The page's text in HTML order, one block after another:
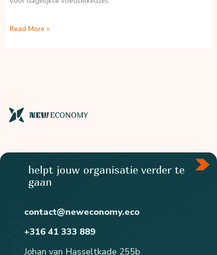
PlanEET:
Read More »
helpt jouw organisatie verder te
gaan
contact@neweconomy.eco
+316 41 333 889
Johan van Hasseltkade 255b